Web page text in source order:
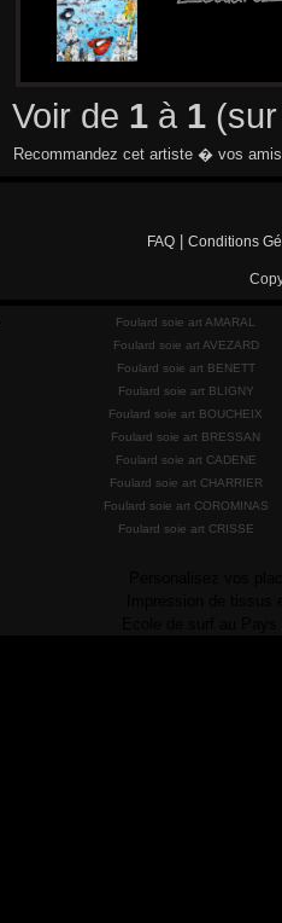
Voir de 1 à 1
Recommandez cet artiste � vos
FAQ Conditions
Foulard soie art AMARAL
Foulard soie art AVEZARD
Foulard soie art BENETT
Foulard soie art BLIGNY
Foulard soie art BOUCHEIX
Foulard soie art BRESSAN
Foulard soie art CADENE
Foulard soie art CHARRIER
Foulard soie art COROMINAS
Foulard soie art CRISSE